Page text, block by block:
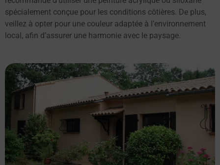
spécialement conçue pour les conditions côtières. De plus,
veillez à opter pour une couleur adaptée à l’environnement
local, afin d’assurer une harmonie avec le paysage.